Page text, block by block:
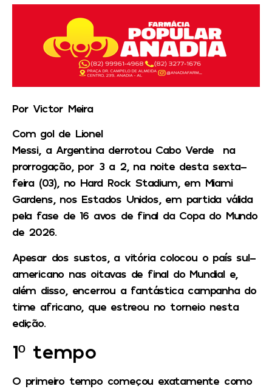
Por Victor Meira
Com gol de Lionel
Messi,a Argentinaderrotou Cabo Verdena
prorrogação, por 3 a 2, na noite desta sexta-
feira (03), no Hard Rock Stadium, em Miami
Gardens, nos Estados Unidos, em partida válida
pela fase de 16 avos de final da Copa do Mundo
de 2026.
Apesar dos sustos, a vitória colocou o país sul-
americano nas oitavas de final do Mundial e,
além disso, encerrou a fantástica campanha do
time africano, que estreou no torneio nesta
edição.
1º tempo
O primeiro tempo começou exatamente como